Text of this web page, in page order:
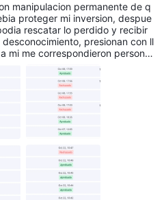
manipulacion permanente de q
proteger mi inversion, despue
rescatar lo perdido y recibir
presionan con ll
mi me correspondieron personas
me endeude con mi tarjet
que la operacion se rever
todo por perdido y vuelven a
sabian todo lo que habia perdid
el capital, dicen que ten
mas y asi me doy cuenta la est
le cobra al consumidor, no admit
asi supe que no iban a entregar
aunque los denuncie a la fiscali
las islas donde estan ESTEN A
engañar denuncien!! que los